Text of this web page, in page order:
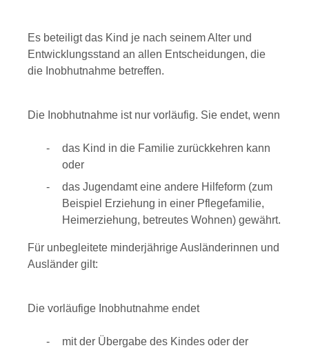
Es beteiligt das Kind je nach seinem Alter und
Entwicklungsstand an allen Entscheidungen, die
die Inobhutnahme betreffen.
Die Inobhutnahme ist nur vorläufig. Sie endet, wenn
das Kind in die Familie zurückkehren kann
oder
das Jugendamt eine andere Hilfeform (zum
Beispiel Erziehung in einer Pflegefamilie,
Heimerziehung, betreutes Wohnen) gewährt.
Für unbegleitete minderjährige Ausländerinnen und
Ausländer gilt:
Die vorläufige Inobhutnahme endet
mit der Übergabe des Kindes oder der